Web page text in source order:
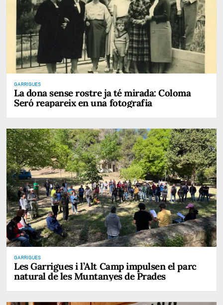
GARRIGUES
La dona sense rostre ja té mirada: Coloma
Seró reapareix en una fotografia
GARRIGUES
Les Garrigues i l’Alt Camp impulsen el parc
natural de les Muntanyes de Prades